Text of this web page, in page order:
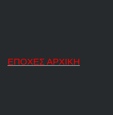
ΕΠΟΧΕΣ ΑΡΧΙΚΗ